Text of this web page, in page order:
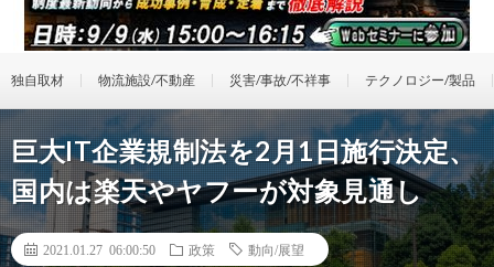
独自取材 物流施設/不動産 災害/事故/不祥事 テクノロジー/製品
巨大IT企業規制法を2月1日施行決定、
国内は楽天やヤフーが対象見通し
2021.01.27 06:00:50 政策 動向/展望